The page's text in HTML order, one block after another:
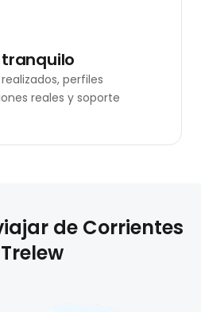
perfiles
reales y soporte
de Corrientes
Trelew